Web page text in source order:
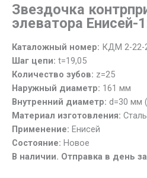
контрпривода
элеватора
2-
22-
2-
2
(z=25;
t=19.05)
ЕНИСЕЙ
Звездочка
элеватора Енисей-
Каталожный номер: КДМ 2-22-
Шаг цепи: t=19,05
Количество зубов: z=25
Наружный диаметр: 161 мм
Внутренний диаметр: d=30 мм
Материал изготовления:
Применение: Енисей
Состояние: Новое
В наличии. Отправка в день